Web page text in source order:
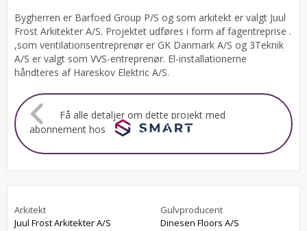
Bygherren er Barfoed Group P/S og som arkitekt er valgt Juul
Frost Arkitekter A/S. Projektet udføres i form af fagentreprise .
,som ventilationsentreprenør er GK Danmark A/S og 3Teknik
A/S er valgt som VVS-entreprenør. El-installationerne
håndteres af Hareskov Elektric A/S.
Få alle detaljer om dette projekt med
abonnement hos
Arkitekt
Juul Frost Arkitekter A/S
Gulvproducent
Dinesen Floors A/S